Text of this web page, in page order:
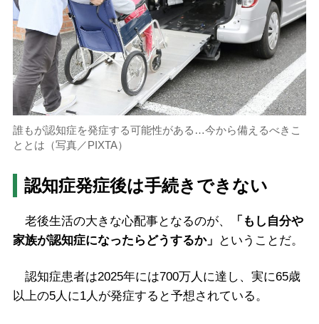
誰もが認知症を発症する可能性がある…今から備えるべきこ
ととは（写真／PIXTA）
認知症発症後は手続きできない
老後生活の大きな心配事となるのが、
「もし自分や
家族が認知症になったらどうするか」
ということだ。
認知症患者は2025年には700万人に達し、実に65歳
以上の5人に1人が発症すると予想されている。